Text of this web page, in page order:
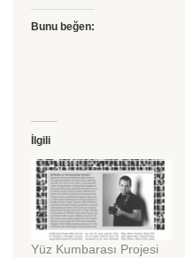
Bunu beğen:
İlgili
Yüz Kumbarası Projesi